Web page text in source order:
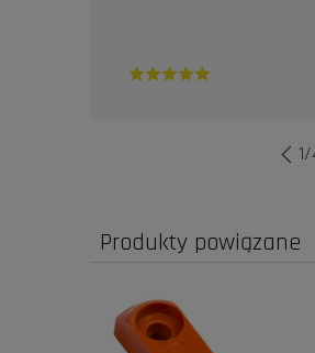
1/
Produkty powiązane